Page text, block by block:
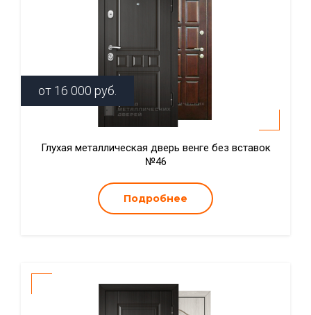
от 16 000 руб.
Глухая металлическая дверь венге без вставок
№46
Подробнее